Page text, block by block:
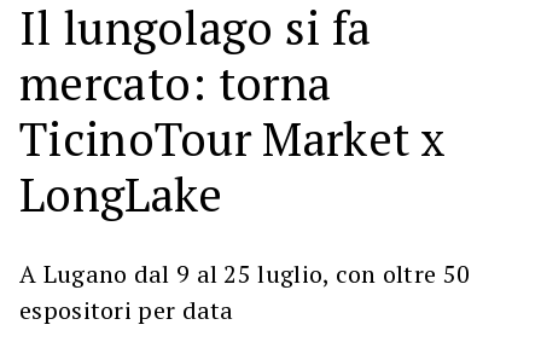
Il lungolago si fa
mercato: torna
TicinoTour Market x
LongLake
A Lugano dal 9 al 25 luglio, con oltre 50
espositori per data